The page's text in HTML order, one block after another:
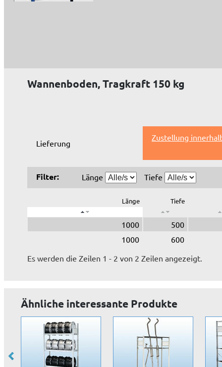
Wannenboden, Tragkraft 150 kg
Lieferung
Zustellung
Filter: Länge Tiefe
Länge Tiefe
1000
500
1000
600
Es werden die Zeilen 1 - 2 von 2 Zeilen angezeigt.
Ähnliche interessante Produkte